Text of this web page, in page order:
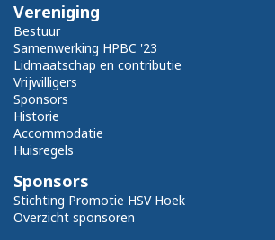
Vereniging
Bestuur
Samenwerking HPBC '23
Lidmaatschap en contributie
Vrijwilligers
Sponsors
Historie
Accommodatie
Huisregels
Sponsors
Stichting Promotie HSV Hoek
Overzicht sponsoren